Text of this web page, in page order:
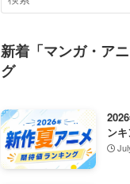
新着「マンガ・ア
グ
ン